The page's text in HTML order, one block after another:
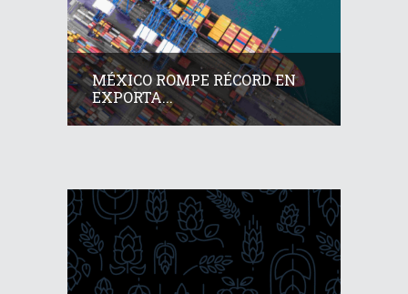
MÉXICO ROMPE RÉCORD EN
EXPORTA...